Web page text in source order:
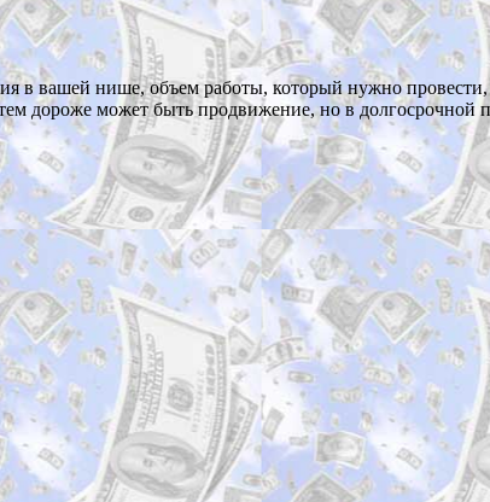
в вашей нише, объем работы, который нужно
дороже может быть продвижение, но в долгосрочной